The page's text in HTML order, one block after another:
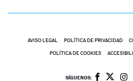
AVISO LEGAL POLÍTICA DE PRIVACIDAD
POLÍTICA DE COOKIES
SÍGUENOS: